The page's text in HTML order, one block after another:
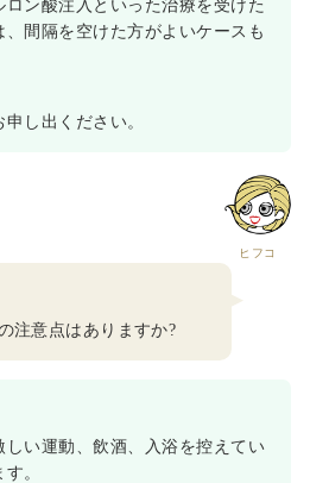
ロン酸注入といった治療を受けた
、間隔を空けた方がよいケースも
し出ください。
ヒフコ
注意点はありますか?
しい運動、飲酒、入浴を控えてい
。